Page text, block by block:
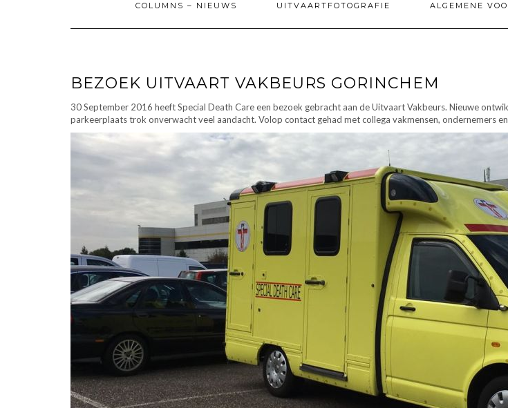
COLUMNS – NIEUWS UITVAARTFOTOGRAFIE ALGEMENE
BEZOEK UITVAART VAKBEURS GORINCHEM
30 September 2016 heeft Special Death Care een bezoek gebracht aan de Uitvaart Vakbeurs. Nieuwe
parkeerplaats trok onverwacht veel aandacht. Volop contact gehad met collega vakmensen, ondernemers